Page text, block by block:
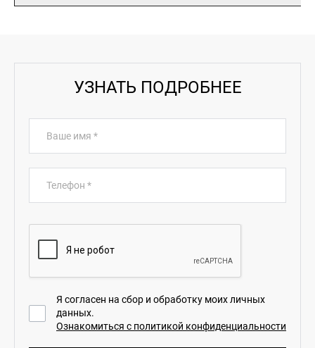
УЗНАТЬ ПОДРОБНЕЕ
Ваше имя *
Телефон *
Я согласен на сбор и обработку моих личных
данных.
Ознакомиться с политикой конфиденциальности